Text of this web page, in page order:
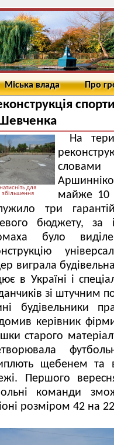
Міська влада Про
натисніть для
збільшення
На
словами
майже 10
три
бюджету, за
було
виграла
в Україні і
зі штучним
будівельники
керівник
старого
щебенем та
Першого
команди
розміром 42 на